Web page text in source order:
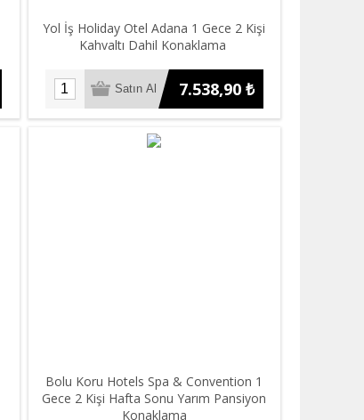
Yol İş Holiday Otel Adana 1 Gece 2 Kişi
Kahvaltı Dahil Konaklama
7.538,90 ₺
Bolu Koru Hotels Spa & Convention 1
Gece 2 Kişi Hafta Sonu Yarım Pansiyon
Konaklama